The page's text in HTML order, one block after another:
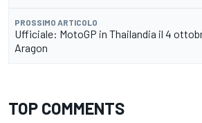
PROSSIMO ARTICOLO
Ufficiale: MotoGP in Thailandia il 4
Aragon
TOP COMMENTS